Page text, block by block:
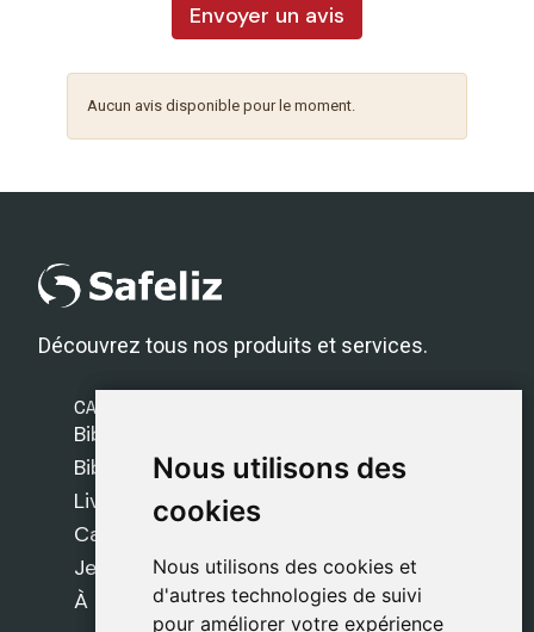
Nous utilisons des
cookies
Nous utilisons des cookies et
d'autres technologies de suivi
pour améliorer votre expérience
Nous utilisons des
cookies
Nous utilisons des cookies et
d'autres technologies de suivi
pour améliorer votre expérience
Envoyer un avis
Aucun avis disponible pour le moment.
Découvrez tous nos produits et services.
CATÉGORIES
Bibles Safeliz
Bibles
Livres
Cadeaux
Jeux
À propos de nous